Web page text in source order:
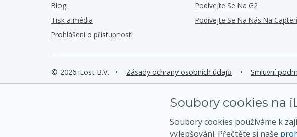
Blog
Tisk a média
Prohlášení o přístupnosti
Podívejte Se Na G2
Podívejte Se Na Nás Na
© 2026 iLost B.V. • Zásady ochrany osobních údajů • Smluvní
Soubory cookies na
Soubory cookies používáme k
vylepšování. Přečtěte si naše